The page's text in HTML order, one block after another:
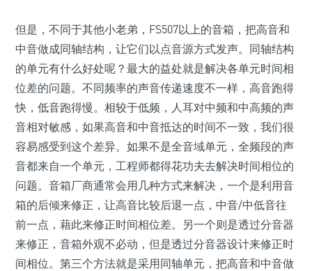
但是，不同于其他小老弟，FS507以上的音箱，把高音和
中音做成同轴结构，让它们以点音源方式发声。同轴结构
的单元有什么好处呢？最大的益处就是解决各单元时间相
位差的问题。不同频率的声音传递速度不一样，高音跑得
快，低音跑得慢。相较于低频，人耳对中频和中高频的声
音相对敏感，如果高音和中音抵达的时间不一致，我们很
容易感受到这个差异。如果不是全音域单元，全频段的声
音都来自一个单元，工程师都得花功夫去解决时间相位的
问题。音箱厂商通常会用几种方式来解决，一个是利用音
箱的后倾来修正，让高音比较后退一点，中音/中低音往
前一点，藉此来修正时间相位差。另一个则是透过分音器
来修正，音箱外观不必动，但是透过分音器设计来修正时
间相位。第三个方法就是采用同轴单元，把高音和中音做